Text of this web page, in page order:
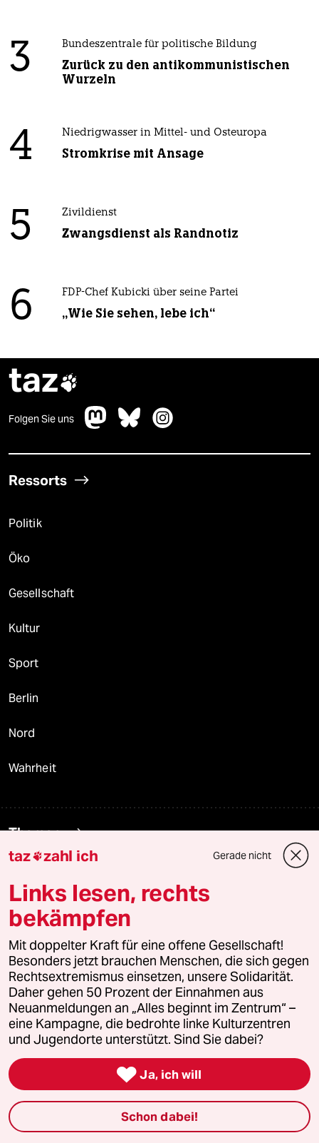
3 Bundeszentrale für politische Bildung
Zurück zu den antikommunistischen
Wurzeln
4 Niedrigwasser in Mittel- und Osteuropa
Stromkrise mit Ansage
5 Zivildienst
Zwangsdienst als Randnotiz
6 FDP-Chef Kubicki über seine Partei
„Wie Sie sehen, lebe ich“
taz
Folgen Sie uns
Ressorts
Politik
Öko
Gesellschaft
Kultur
Sport
Berlin
Nord
Wahrheit
Themen
Hitze
Niedrigwasser
Nahost-Konflikt
Waldbrände
Verlag
Aktuelles
taz zahl ich Gerade nicht
Links lesen, rechts
bekämpfen
Mit doppelter Kraft für eine offene Gesellschaft!
Besonders jetzt brauchen Menschen, die sich gegen
Rechtsextremismus einsetzen, unsere Solidarität.
Daher gehen 50 Prozent der Einnahmen aus
Neuanmeldungen an „Alles beginnt im Zentrum“ –
eine Kampagne, die bedrohte linke Kulturzentren
und Jugendorte unterstützt. Sind Sie dabei?
 Ja, ich will
Schon dabei!